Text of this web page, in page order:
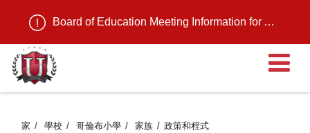
Board of Education Meeting Information for August 11, 2026
家 學校 哥倫布小學 家族 政策和程式